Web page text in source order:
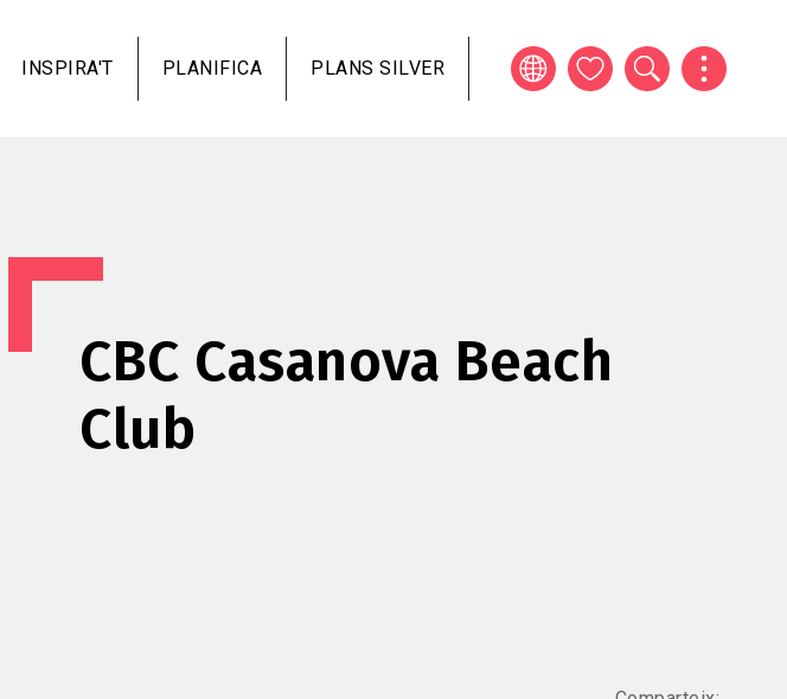
contingut
INSPIRA'T PLANIFICA PLANS SILVER
CBC Casanova Beach
Club